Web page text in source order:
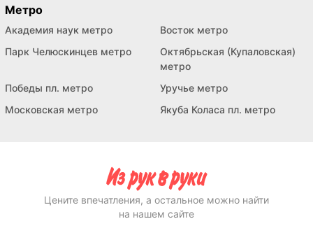
Метро
Академия наук метро
Восток метро
Парк Челюскинцев метро
Октябрьская (Купаловская)
метро
Победы пл. метро
Уручье метро
Московская метро
Якуба Коласа пл. метро
Цените впечатления, а остальное можно найти
на нашем сайте